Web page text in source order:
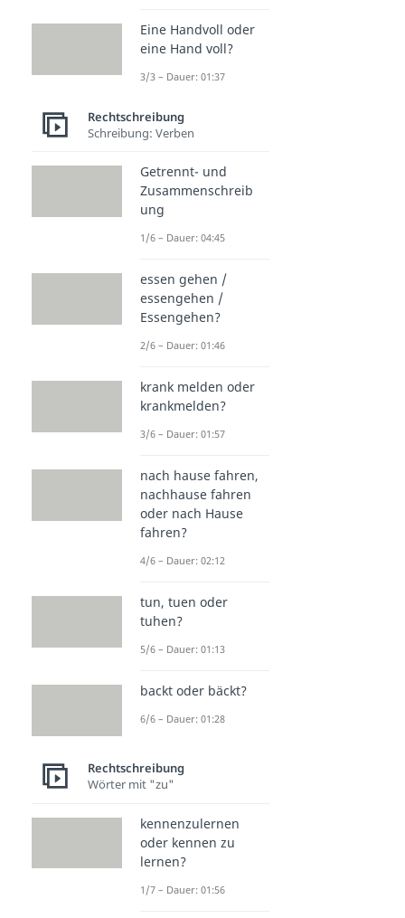
Eine Handvoll oder
eine Hand voll?
3/3 – Dauer: 01:37
Rechtschreibung
Schreibung: Verben
Getrennt- und
Zusammenschreib
ung
1/6 – Dauer: 04:45
essen gehen /
essengehen /
Essengehen?
2/6 – Dauer: 01:46
krank melden oder
krankmelden?
3/6 – Dauer: 01:57
nach hause fahren,
nachhause fahren
oder nach Hause
fahren?
4/6 – Dauer: 02:12
tun, tuen oder
tuhen?
5/6 – Dauer: 01:13
backt oder bäckt?
6/6 – Dauer: 01:28
Rechtschreibung
Wörter mit "zu"
kennenzulernen
oder kennen zu
lernen?
1/7 – Dauer: 01:56